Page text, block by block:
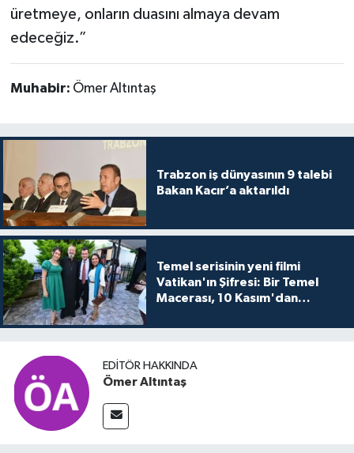
üretmeye, onların duasını almaya devam
edeceğiz.”
Muhabir: Ömer Altıntaş
Trabzon iş dünyasının 9 talebi
Bakan Kacır’a aktarıldı
Temel serisinin yeni filmi
Vatikan'ın Şifresi: Bir Temel
Macerası, 10 Kasım'dan
buluşuyo
EDITÖR HAKKINDA
Ömer Altıntaş